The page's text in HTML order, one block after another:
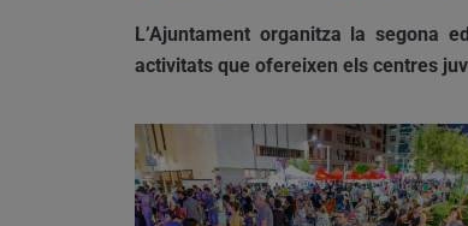
L’Ajuntament organitza la segona
activitats que ofereixen els centres